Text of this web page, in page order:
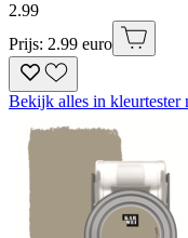
2.99
Prijs: 2.99 euro
Bekijk alles in kleurtester